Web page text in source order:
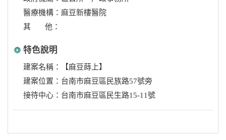
醫療機構：麻豆新樓醫院
其 他：
特色說明
建案名稱：【麻豆蒔上】
建案位置：台南市麻豆區民族路57號旁
接待中心：台南市麻豆區民生路15-11號